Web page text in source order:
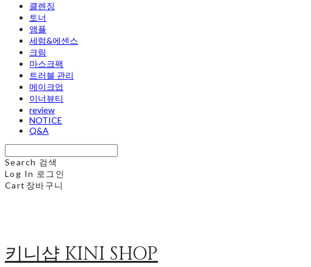
클렌징
토너
앰플
세럼&에센스
크림
마스크팩
트러블 관리
메이크업
이너뷰티
review
NOTICE
Q&A
Search 검색
Log In 로그인
Cart 장바구니
키니샵 KINI SHOP